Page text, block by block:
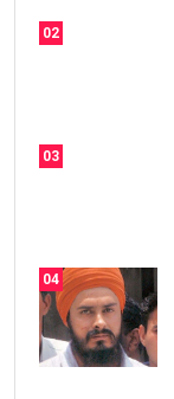
02
03
04